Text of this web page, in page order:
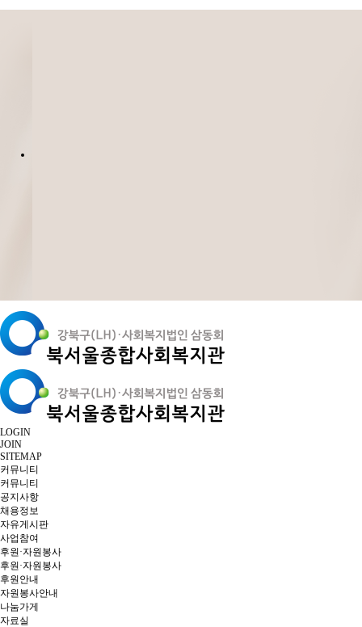
LOGIN
JOIN
SITEMAP
커뮤니티
커뮤니티
공지사항
채용정보
자유게시판
사업참여
후원·자원봉사
후원·자원봉사
후원안내
자원봉사안내
나눔가게
자료실